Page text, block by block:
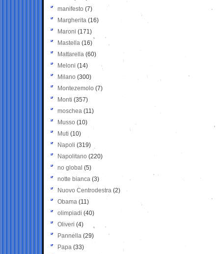
manifesto (7)
Margherita (16)
Maroni (171)
Mastella (16)
Mattarella (60)
Meloni (14)
Milano (300)
Montezemolo (7)
Monti (357)
moschea (11)
Musso (10)
Muti (10)
Napoli (319)
Napolitano (220)
no global (5)
notte bianca (3)
Nuovo Centrodestra (2)
Obama (11)
olimpiadi (40)
Oliveri (4)
Pannella (29)
Papa (33)